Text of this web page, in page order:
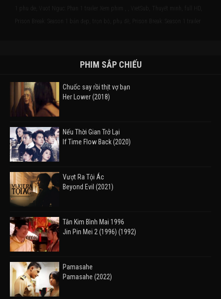
1 phu de, Vuot Nguc: Phan 1 trailer Xem phim , , VietSub, Thuyết minh, full HD,
Prison Break: Season 1 bản đẹp, trọn bộ, phụ đề, Prison Break: Season 1 trailer
PHIM SẮP CHIẾU
Chuốc say rồi thịt vợ bạn
Her Lower (2018)
Nếu Thời Gian Trở Lại
If Time Flow Back (2020)
Vượt Ra Tội Ác
Beyond Evil (2021)
Tân Kim Bình Mai 1996
Jin Pin Mei 2 (1996) (1992)
Pamasahe
Pamasahe (2022)